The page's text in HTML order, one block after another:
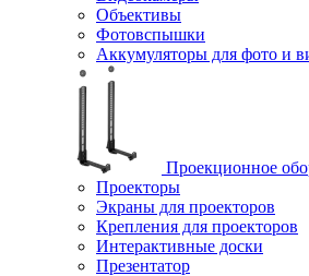
Объективы
Фотовспышки
Аккумуляторы для фото и
Проекционное
Проекторы
Экраны для проекторов
Крепления для проекторов
Интерактивные доски
Презентатор